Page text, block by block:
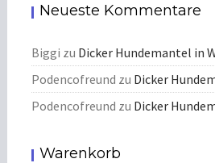
Neueste Kommentare
Biggi zu Dicker Hundemantel in
Podencofreund zu Dicker
Podencofreund zu Dicker
Warenkorb